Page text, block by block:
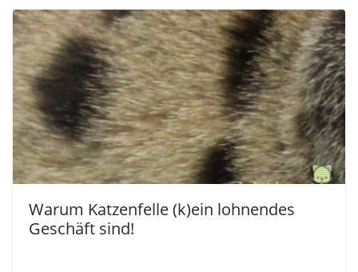
Warum Katzenfelle (k)ein lohnendes
Geschäft sind!